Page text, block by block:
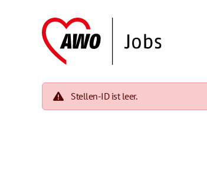
Stellen-ID ist leer.